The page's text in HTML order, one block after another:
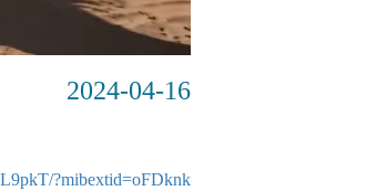
2024-04-16
?mibextid=oFDknk